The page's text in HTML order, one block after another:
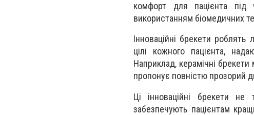
комфорт для пацієнта під
використанням біомедичних
Інноваційні брекети
цілі кожного пацієнта,
Наприклад, керамічні
пропонує повністю прозорий
Ці інноваційні брекети не
забезпечують пацієнтам